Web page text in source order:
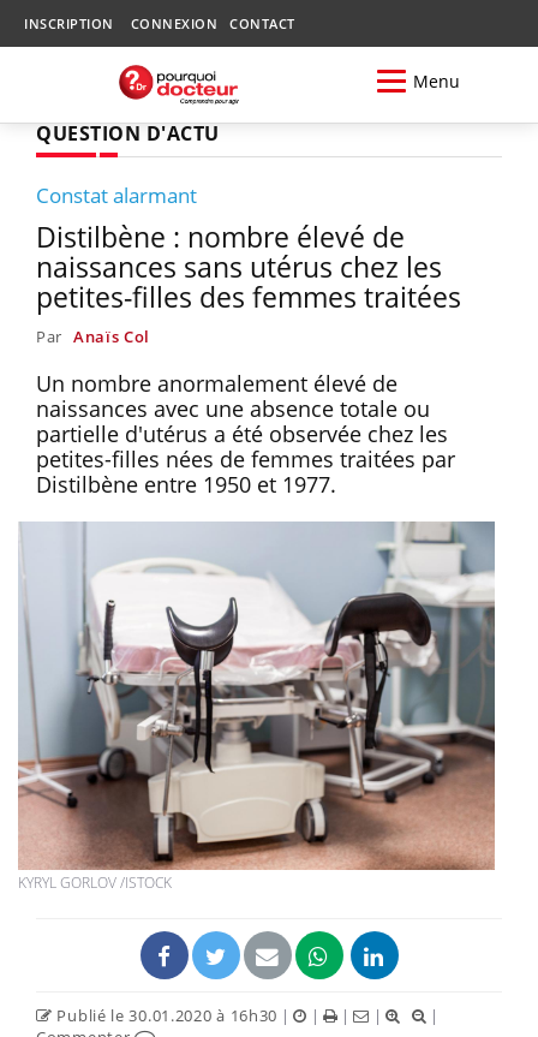
INSCRIPTION CONNEXION CONTACT
Menu
QUESTION D'ACTU
Constat alarmant
Distilbène : nombre élevé de
naissances sans utérus chez les
petites-filles des femmes traitées
Par Anaïs Col
Un nombre anormalement élevé de
naissances avec une absence totale ou
partielle d'utérus a été observée chez les
petites-filles nées de femmes traitées par
Distilbène entre 1950 et 1977.
KYRYL GORLOV /ISTOCK
Publié le 30.01.2020 à 16h30 | | | |
|